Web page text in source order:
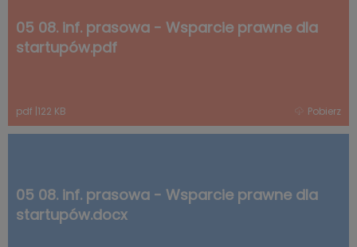
05 08. inf. prasowa - Wsparcie prawne dla
startupów.pdf
pdf |122 KB Pobierz
05 08. inf. prasowa - Wsparcie prawne dla
startupów.docx